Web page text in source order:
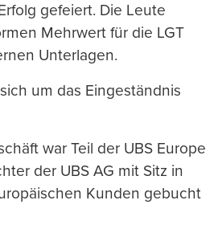
gefeiert. Die Leute
Mehrwert für die LGT
Unterlagen.
um das Eingeständnis
war Teil der UBS Europe
der UBS AG mit Sitz in
Kunden gebucht